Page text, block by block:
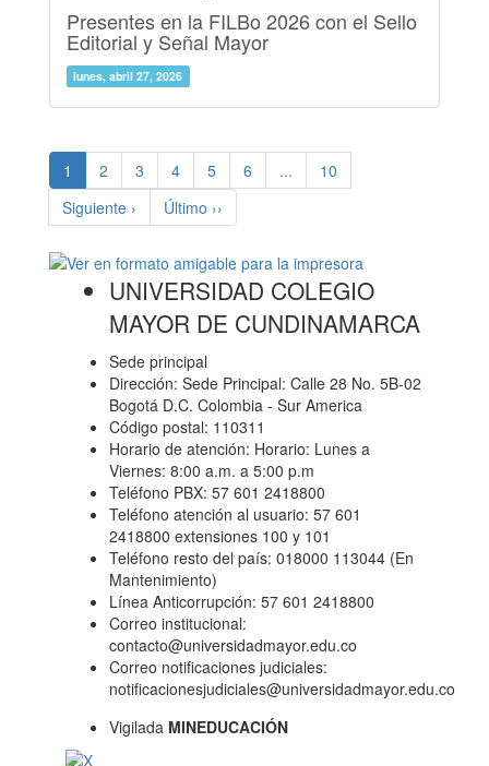
Presentes en la FILBo 2026 con el Sello
Editorial y Señal Mayor
lunes, abril 27, 2026
1 (current)
2 3 4 5 6 ...
10
Siguiente ›
Último ››
UNIVERSIDAD COLEGIO
MAYOR DE CUNDINAMARCA
Sede principal
Dirección: Sede Principal: Calle 28 No. 5B-02
Bogotá D.C. Colombia - Sur America
Código postal: 110311
Horario de atención: Horario: Lunes a
Viernes: 8:00 a.m. a 5:00 p.m
Teléfono PBX: 57 601 2418800
Teléfono atención al usuario: 57 601
2418800 extensiones 100 y 101
Teléfono resto del país: 018000 113044 (En
Mantenimiento)
Línea Anticorrupción: 57 601 2418800
Correo institucional:
contacto@universidadmayor.edu.co
Correo notificaciones judiciales:
notificacionesjudiciales@universidadmayor.edu.co
Vigilada MINEDUCACIÓN